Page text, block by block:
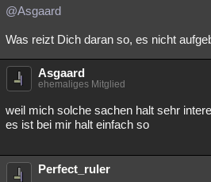
@Asgaard
Was reizt Dich daran so, es nicht
Asgaard
ehemaliges Mitglied
weil mich solche sachen halt sehr
es ist bei mir halt einfach so
Perfect_ruler